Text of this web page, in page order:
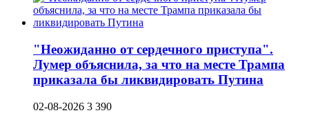
"Неожиданно от сердечного приступа".
Лумер объяснила, за что на месте Трампа
приказала бы ликвидировать Путина
02-08-2026 3 390